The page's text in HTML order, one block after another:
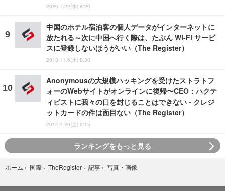
2026.7.22(水) 8:20
中国のホテル宿泊客の個人データがインターネットに
放たれる～次に中国へ行く際は、たぶん Wi-Fi サービ
スに登録しないほうがいい（The Register）
2013.11.6(水) 8:30
Anonymousの大規模ハッキングを受けたストラトフ
ォーのWebサイトがオンラインに復帰〜CEO：ハクテ
ィビストに我々の口を封じることはできない - クレジ
ットカードの件は面目ない（The Register）
2012.1.20(金) 9:15
ランキングをもっと見る
ホーム › 国際 › TheRegister › 記事 › 写真・画像